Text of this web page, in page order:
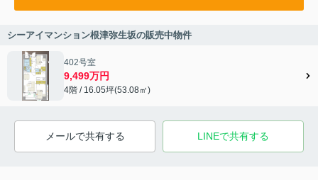
シーアイマンション根津弥生坂の販売中物件
402号室
9,499万円
4階 / 16.05坪(53.08㎡)
メールで共有する LINEで共有する